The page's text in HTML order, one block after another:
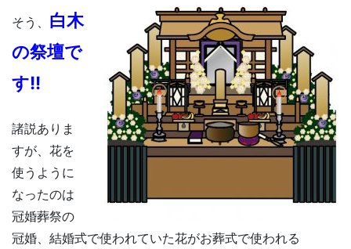
そう、 白木
の祭壇で
す!!
諸説ありま
すが、花を
使うように
なったのは
冠婚葬祭の
冠婚、結婚式で使われていた花がお葬式で使われる